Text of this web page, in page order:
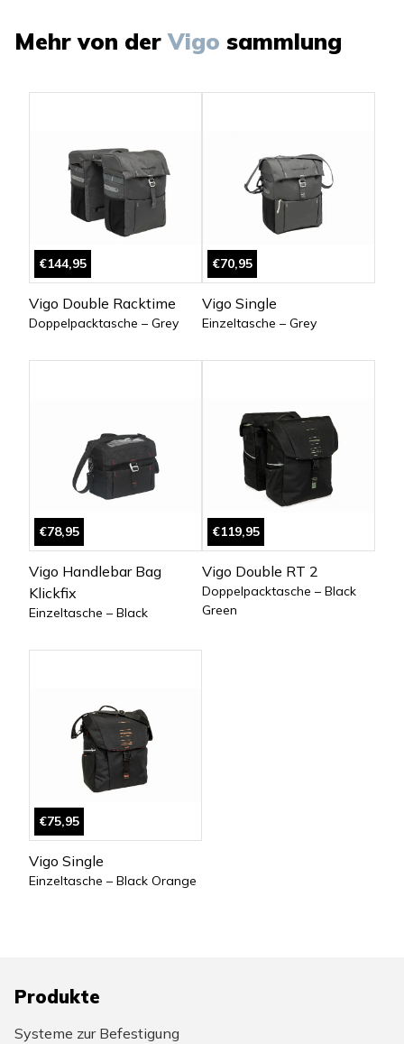
Mehr von der Vigo sammlung
€144,95
Vigo Double Racktime
Doppelpacktasche – Grey
€70,95
Vigo Single
Einzeltasche – Grey
€78,95
Vigo Handlebar Bag
Klickfix
Einzeltasche – Black
€119,95
Vigo Double RT 2
Doppelpacktasche – Black
Green
€75,95
Vigo Single
Einzeltasche – Black Orange
Produkte
Systeme zur Befestigung